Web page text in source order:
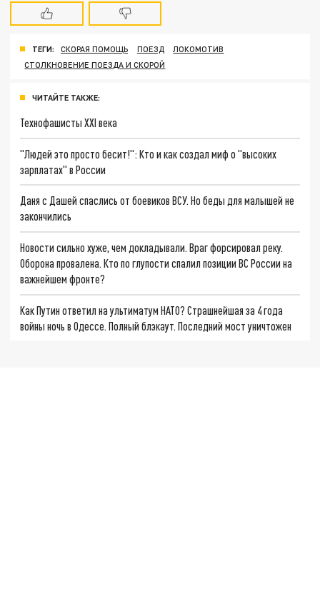
ТЕГИ: СКОРАЯ ПОМОЩЬ ПОЕЗД
ЛОКОМОТИВ
СТОЛКНОВЕНИЕ ПОЕЗДА И СКОРОЙ
ЧИТАЙТЕ ТАКЖЕ:
Технофашисты XXI века
"Людей это просто бесит!": Кто и как создал миф о "высоких
зарплатах" в России
Даня с Дашей спаслись от боевиков ВСУ. Но беды для малышей не
закончились
Новости сильно хуже, чем докладывали. Враг форсировал реку.
Оборона провалена. Кто по глупости спалил позиции ВС России на
важнейшем фронте?
Как Путин ответил на ультиматум НАТО? Страшнейшая за 4 года
войны ночь в Одессе. Полный блэкаут. Последний мост уничтожен